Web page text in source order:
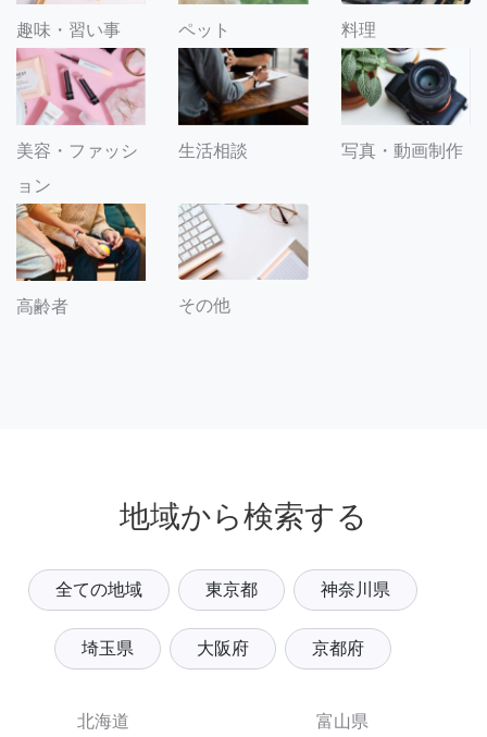
趣味・習い事 ペット 料理
美容・ファッシ
ョン
生活相談 写真・動画制作
高齢者 その他
地域から検索する
全ての地域 東京都 神奈川県
埼玉県 大阪府 京都府
北海道
富山県